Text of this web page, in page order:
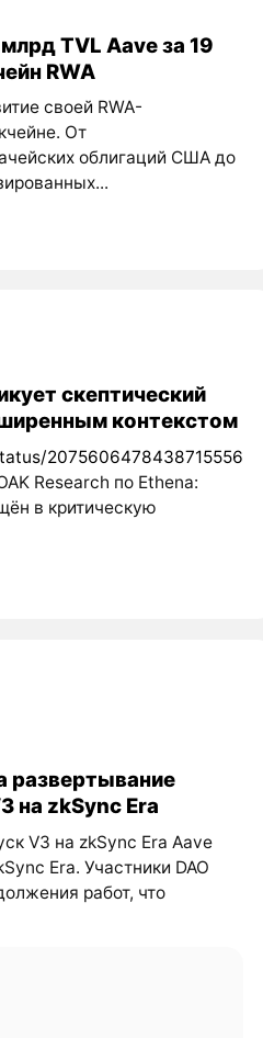
TVL Aave за 19
RWA
своей RWA-
От
облигаций США до
скептический
контекстом
2075606478438715556
Research по Ethena:
в критическую
развертывание
на zkSync Era
V3 на zkSync Era Aave
Era. Участники DAO
работ, что